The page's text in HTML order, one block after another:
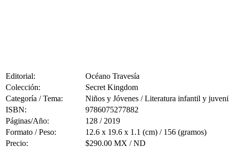
Editorial:
Océano Travesía
Colección:
Secret Kingdom
Categoría / Tema:
Niños y Jóvenes / Literatura infantil y
ISBN:
9786075277882
Páginas/Año:
128 / 2019
Formato / Peso:
12.6 x 19.6 x 1.1 (cm) / 156 (gramos)
Precio:
$290.00 MX / ND